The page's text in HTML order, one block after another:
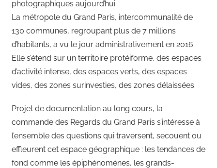
photographiques aujourd’hui.
La métropole du Grand Paris, intercommunalité de
130 communes, regroupant plus de 7 millions
d’habitants, a vu le jour administrativement en 2016.
Elle s’étend sur un territoire protéiforme, des espaces
d’activité intense, des espaces verts, des espaces
vides, des zones surinvesties, des zones délaissées.
Projet de documentation au long cours, la
commande des Regards du Grand Paris s’intéresse à
l’ensemble des questions qui traversent, secouent ou
effleurent cet espace géographique : les tendances de
fond comme les épiphénomènes, les grands-